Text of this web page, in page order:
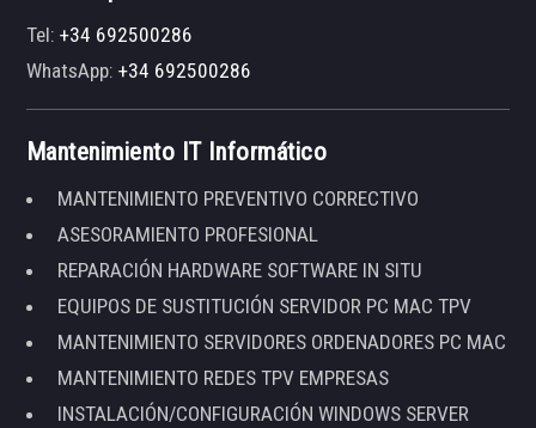
Tel:+34 692500286
WhatsApp:+34 692500286
Mantenimiento IT Informático
MANTENIMIENTO PREVENTIVO CORRECTIVO
ASESORAMIENTO PROFESIONAL
REPARACIÓN HARDWARE SOFTWARE IN SITU
EQUIPOS DE SUSTITUCIÓN SERVIDOR PC MAC TPV
MANTENIMIENTO SERVIDORES ORDENADORES PC MAC
MANTENIMIENTO REDES TPV EMPRESAS
INSTALACIÓN/CONFIGURACIÓN WINDOWS SERVER